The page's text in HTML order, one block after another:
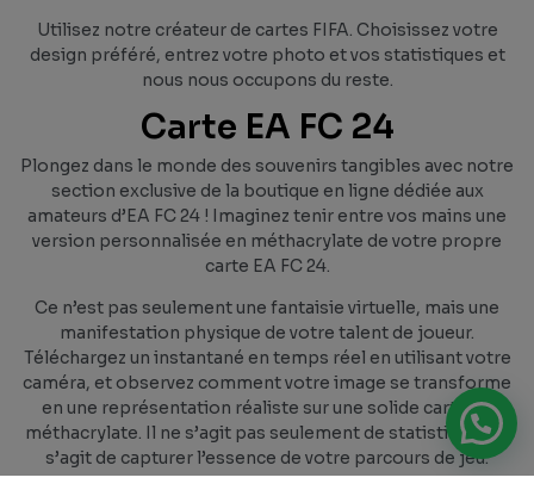
Utilisez notre créateur de cartes FIFA. Choisissez votre
design préféré, entrez votre photo et vos statistiques et
nous nous occupons du reste.
Carte EA FC 24
Plongez dans le monde des souvenirs tangibles avec notre
section exclusive de la boutique en ligne dédiée aux
amateurs d’EA FC 24 ! Imaginez tenir entre vos mains une
version personnalisée en méthacrylate de votre propre
carte EA FC 24.
Ce n’est pas seulement une fantaisie virtuelle, mais une
manifestation physique de votre talent de joueur.
Téléchargez un instantané en temps réel en utilisant votre
caméra, et observez comment votre image se transforme
en une représentation réaliste sur une solide carte en
méthacrylate. Il ne s’agit pas seulement de statistiques ; il
s’agit de capturer l’essence de votre parcours de jeu.